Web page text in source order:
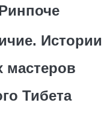
Истории
мастеров
Тибета